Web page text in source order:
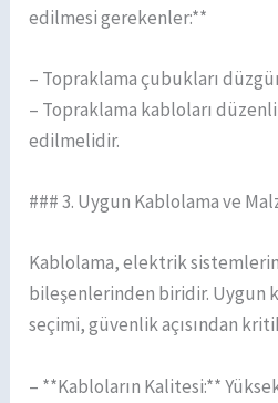
edilmesi gerekenler:**
– Topraklama çubukları
– Topraklama kabloları
edilmelidir.
### 3. Uygun Kablolama ve
Kablolama, elektrik
bileşenlerinden biridir. Uygun
seçimi, güvenlik açısından
– **Kabloların Kalitesi:**